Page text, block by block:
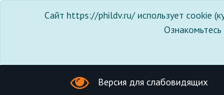
Сайт https://phildv.ru/ использует cookie
Ознакомьтесь
Версия для слабовидящих